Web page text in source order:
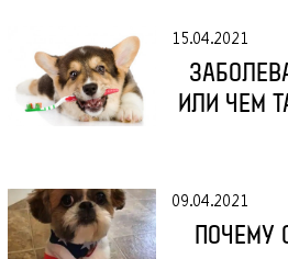
15.04.2021
ИЛИ ЧЕМ
09.04.2021
ПОЧЕМУ